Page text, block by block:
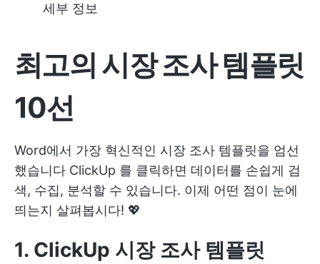
세부 정보
최고의 시장 조사 템플릿
10선
Word에서 가장 혁신적인 시장 조사 템플릿을 엄선
했습니다 ClickUp 를 클릭하면 데이터를 손쉽게 검
색, 수집, 분석할 수 있습니다. 이제 어떤 점이 눈에
띄는지 살펴봅시다! 💖
1. ClickUp 시장 조사 템플릿